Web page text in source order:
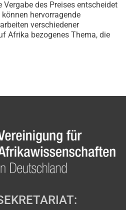
Vergabe des Preises entscheidet
hervorragende
verschiedener
Afrika bezogenes Thema, die